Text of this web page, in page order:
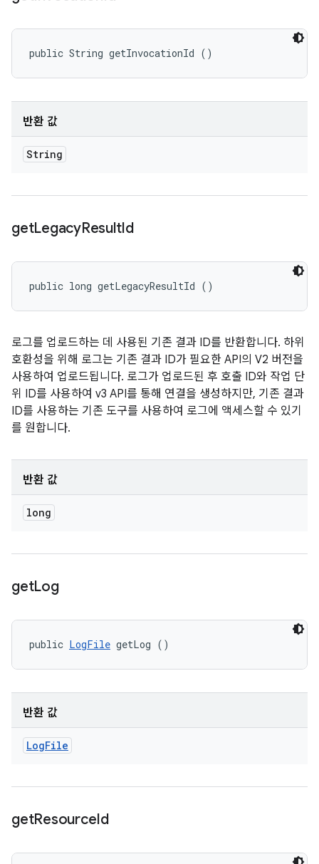
public String getInvocationId ()
반환 값
String
getLegacyResultId
public long getLegacyResultId ()
로그를 업로드하는 데 사용된 기존 결과 ID를 반환합니다. 하위
호환성을 위해 로그는 기존 결과 ID가 필요한 API의 V2 버전을
사용하여 업로드됩니다. 로그가 업로드된 후 호출 ID와 작업 단
위 ID를 사용하여 v3 API를 통해 연결을 생성하지만, 기존 결과
ID를 사용하는 기존 도구를 사용하여 로그에 액세스할 수 있기
를 원합니다.
반환 값
long
getLog
public LogFile getLog ()
반환 값
LogFile
getResourceId